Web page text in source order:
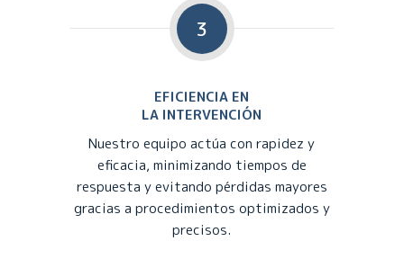
3
EFICIENCIA EN
LA INTERVENCIÓN
Nuestro equipo actúa con rapidez y
eficacia, minimizando tiempos de
respuesta y evitando pérdidas mayores
gracias a procedimientos optimizados y
precisos.